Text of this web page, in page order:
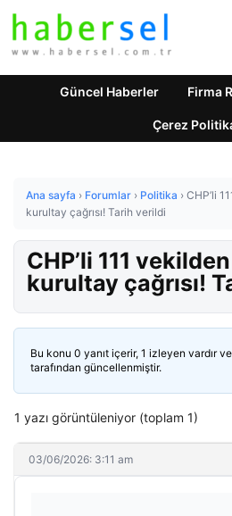
Güncel Haberler Firma
Çerez
Ana sayfa › Forumlar › Politika › CHP’li
kurultay çağrısı! Tarih verildi
CHP’li 111
kurultay çağrısı!
Bu konu 0 yanıt içerir, 1 izleyen vardır
tarafından güncellenmiştir.
1 yazı görüntüleniyor (toplam 1)
03/06/2026: 3:11 am